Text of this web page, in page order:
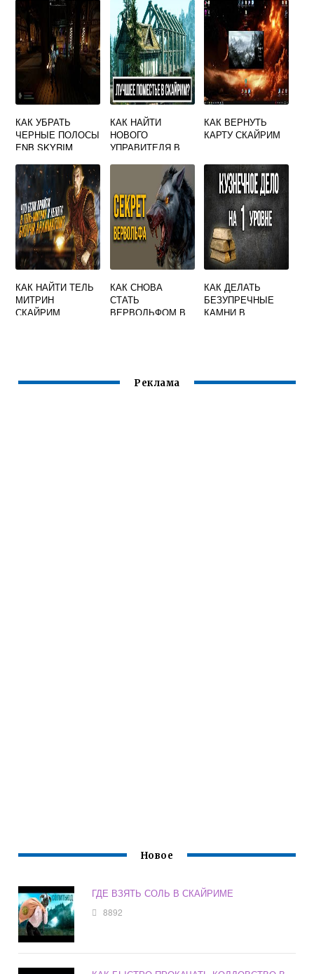
СКАЙРИМЕ
КАК УБРАТЬ
ЧЕРНЫЕ ПОЛОСЫ
ENB SKYRIM
КАК НАЙТИ
НОВОГО
УПРАВИТЕЛЯ В
КАК ВЕРНУТЬ
КАРТУ СКАЙРИМ
КАК НАЙТИ ТЕЛЬ
МИТРИН
СКАЙРИМ
КАК СНОВА
СТАТЬ
ВЕРВОЛЬФОМ В
КАК ДЕЛАТЬ
БЕЗУПРЕЧНЫЕ
КАМНИ В
Реклама
Новое
ГДЕ ВЗЯТЬ СОЛЬ В СКАЙРИМЕ
8892